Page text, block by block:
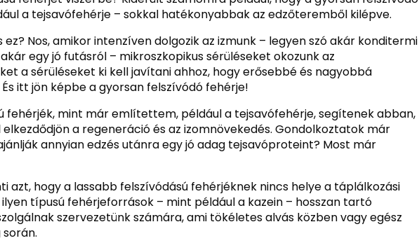
a tejsavófehérje – sokkal hatékonyabbak az edzőteremből kilépve.
Nos, amikor intenzíven dolgozik az izmunk – legyen szó akár konditermi
egy jó futásról – mikroszkopikus sérüléseket okozunk az
a sérüléseket ki kell javítani ahhoz, hogy erősebbé és nagyobbá
itt jön képbe a gyorsan felszívódó fehérje!
fehérjék, mint már említettem, például a tejsavófehérje, segítenek abban,
a regeneráció és az izomnövekedés. Gondolkoztatok már
annyian edzés utánra egy jó adag tejsavóproteint? Most már
azt, hogy a lassabb felszívódású fehérjéknek nincs helye a táplálkozási
típusú fehérjeforrások – mint például a kazein – hosszan tartó
szervezetünk számára, ami tökéletes alvás közben vagy egész